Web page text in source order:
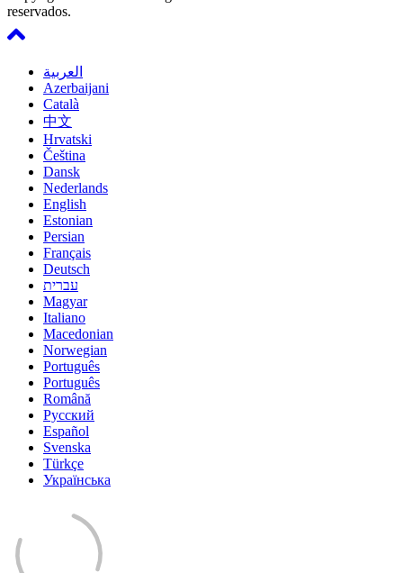
reservados.
العربية
Azerbaijani
Català
中文
Hrvatski
Čeština
Dansk
Nederlands
English
Estonian
Persian
Français
Deutsch
עברית
Magyar
Italiano
Macedonian
Norwegian
Português
Português
Română
Русский
Español
Svenska
Türkçe
Українська